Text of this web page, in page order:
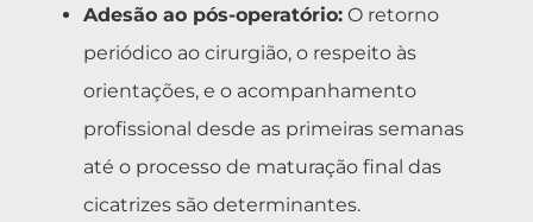
Adesão ao pós-operatório: O retorno
periódico ao cirurgião, o respeito às
orientações, e o acompanhamento
profissional desde as primeiras semanas
até o processo de maturação final das
cicatrizes são determinantes.